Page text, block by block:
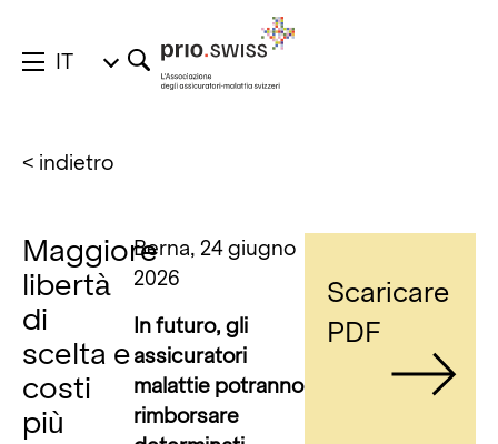
IT
< indietro
Maggiore
libertà
di
scelta e
costi
più
Berna, 24 giugno
2026
In futuro, gli
assicuratori
malattie potranno
rimborsare
Scaricare
PDF